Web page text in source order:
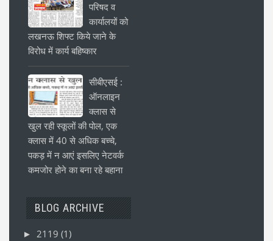
परिषद व
कार्यालयों को
लखनऊ शिफ्ट किये जाने के
विरोध में कार्य बहिष्कार
सीबीएसई :
ऑनलाइन
क्लास से
खुल रही स्कूलों की पोल, एक
क्लास में 40 से अधिक बच्चे,
पकड़ में न आएं इसलिए नेटवर्क
कमजोर होने का बना रहे बहाना
BLOG ARCHIVE
► 2119 (1)